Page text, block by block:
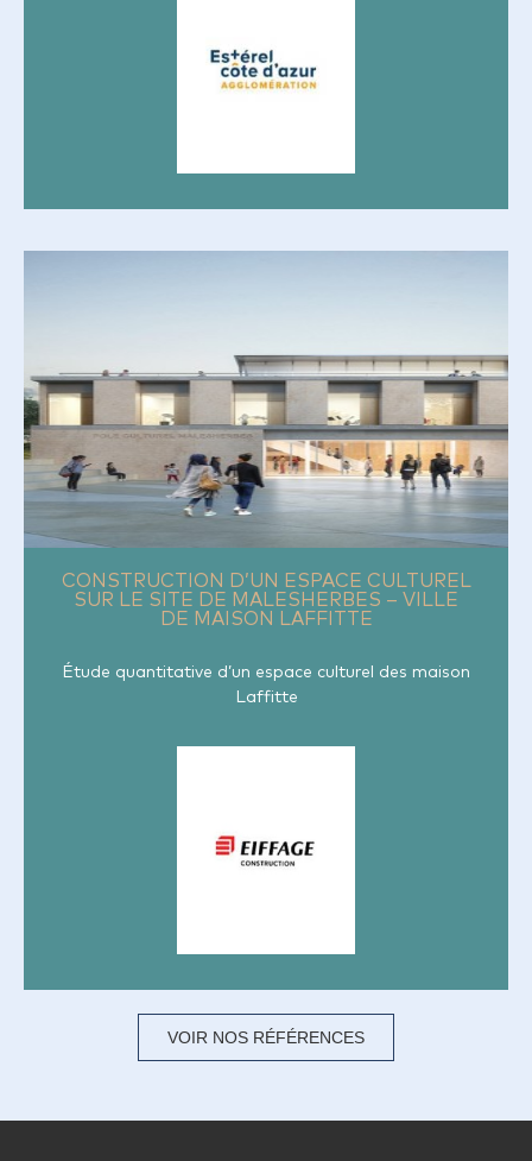
CONSTRUCTION D’UN ESPACE CULTUREL
SUR LE SITE DE MALESHERBES – VILLE
DE MAISON LAFFITTE
Étude quantitative d’un espace culturel des maison
Laffitte
VILLE DE MAISON LAFFITTE
VOIR NOS RÉFÉRENCES